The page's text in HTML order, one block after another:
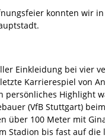
konnten wir
Einkleidung bei vier
Karrierespiel von
Highlight
(VfB Stuttgart)
über 100 Meter mit
Stadion bis fast auf